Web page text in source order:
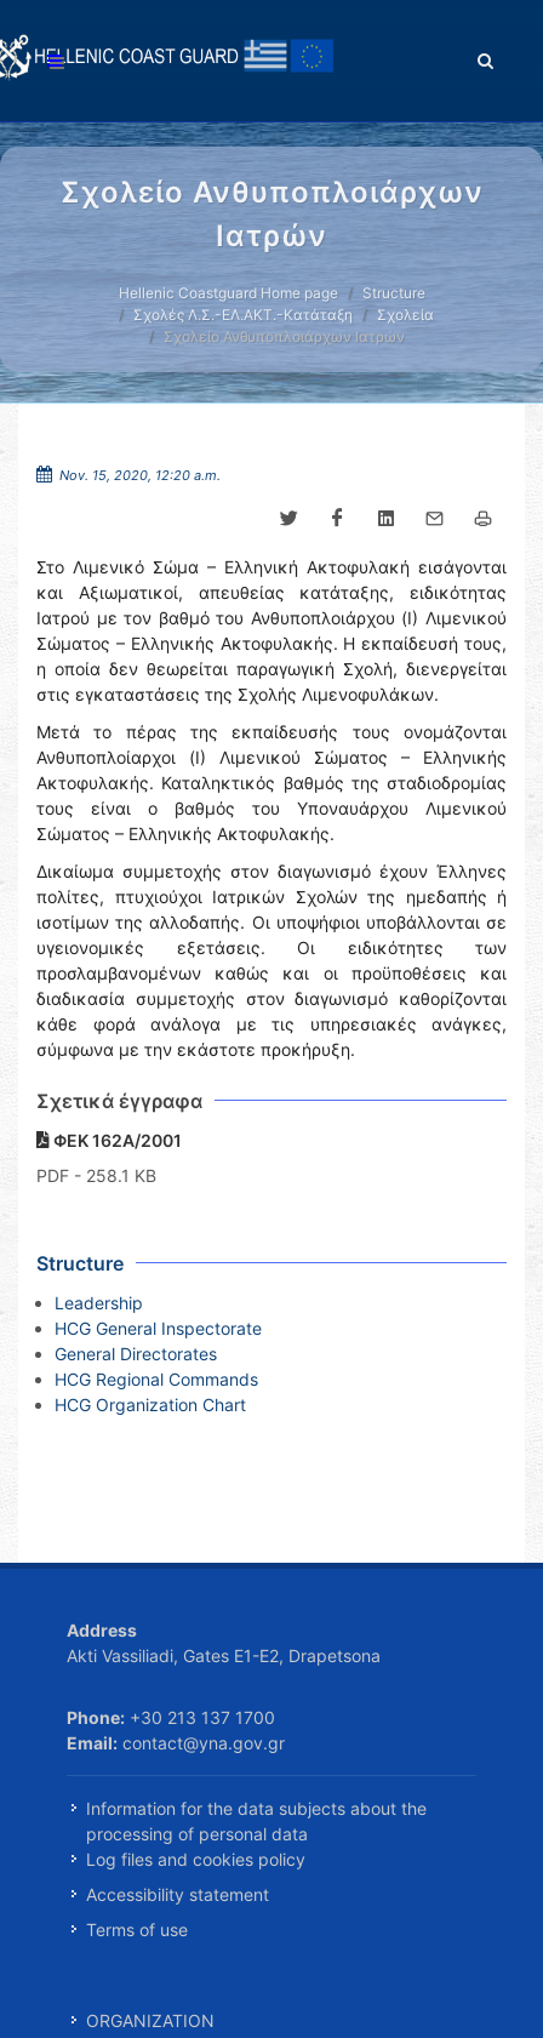
Σχολείο Ανθυποπλοιάρχων
Ιατρών
Hellenic Coastguard Home page
Structure
Σχολές Λ.Σ.-ΕΛ.ΑΚΤ.-Κατάταξη
Σχολεία
Σχολείο Ανθυποπλοιάρχων Ιατρών
Nov. 15, 2020, 12:20 a.m.
Στο Λιμενικό Σώμα – Ελληνική Ακτοφυλακή εισάγονται
και Αξιωματικοί, απευθείας κατάταξης, ειδικότητας
Ιατρού με τον βαθμό του Ανθυποπλοιάρχου (Ι) Λιμενικού
Σώματος – Ελληνικής Ακτοφυλακής. Η εκπαίδευσή τους,
η οποία δεν θεωρείται παραγωγική Σχολή, διενεργείται
στις εγκαταστάσεις της Σχολής Λιμενοφυλάκων.
Μετά το πέρας της εκπαίδευσής τους ονομάζονται
Ανθυποπλοίαρχοι (Ι) Λιμενικού Σώματος – Ελληνικής
Ακτοφυλακής. Καταληκτικός βαθμός της σταδιοδρομίας
τους είναι ο βαθμός του Υποναυάρχου Λιμενικού
Σώματος – Ελληνικής Ακτοφυλακής.
Δικαίωμα συμμετοχής στον διαγωνισμό έχουν Έλληνες
πολίτες, πτυχιούχοι Ιατρικών Σχολών της ημεδαπής ή
ισοτίμων της αλλοδαπής. Οι υποψήφιοι υποβάλλονται σε
υγειονομικές εξετάσεις. Οι ειδικότητες των
προσλαμβανομένων καθώς και οι προϋποθέσεις και
διαδικασία συμμετοχής στον διαγωνισμό καθορίζονται
κάθε φορά ανάλογα με τις υπηρεσιακές ανάγκες,
σύμφωνα με την εκάστοτε προκήρυξη.
Σχετικά έγγραφα
ΦΕΚ 162Α/2001
PDF - 258.1 KB
Structure
Leadership
HCG General Inspectorate
General Directorates
HCG Regional Commands
HCG Organization Chart
Address
Akti Vassiliadi, Gates E1-E2, Drapetsona
Phone: +30 213 137 1700
Email: contact@yna.gov.gr
Information for the data subjects about the
processing of personal data
Log files and cookies policy
Accessibility statement
Terms of use
ORGANIZATION